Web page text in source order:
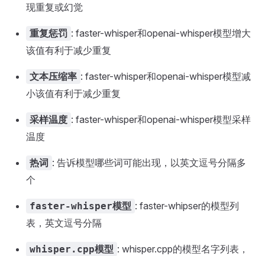
现重复或幻觉
重复惩罚 : faster-whisper和openai-whisper模型增大
该值有利于减少重复
文本压缩率 : faster-whisper和openai-whisper模型减
小该值有利于减少重复
采样温度 : faster-whisper和openai-whisper模型采样
温度
热词 : 告诉模型哪些词可能出现，以英文逗号分隔多
个
faster-whisper模型 : faster-whipser的模型列
表，英文逗号分隔
whisper.cpp模型 : whisper.cpp的模型名字列表，